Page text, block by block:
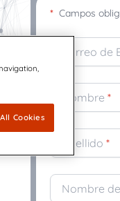
dedicados a
emocionalmente
de Comunicaciones
impulsada por IA une el
* Campos
Correo de
Nombre *
Apellido *
Nombre
Cookies